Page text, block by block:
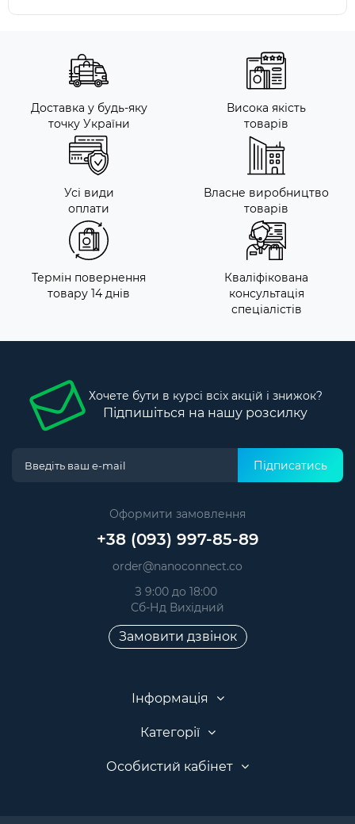
Доставка у будь-яку
точку України
Висока якість
товарів
Усі види
оплати
Власне виробництво
товарів
Термін повернення
товару 14 днів
Кваліфікована
консультація
спеціалістів
Хочете бути в курсі всіх акцій і знижок?
Підпишіться на нашу розсилку
Підписатись
Оформити замовлення
+38 (093) 997-85-89
order@nanoconnect.co
З 9:00 до 18:00
Сб-Нд Вихідний
Замовити дзвінок
Інформація
Категорії
Особистий кабінет